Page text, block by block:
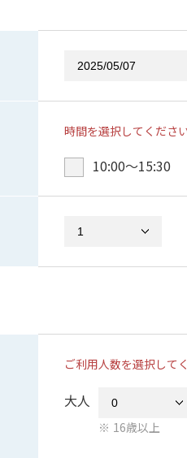
時間を選択してください
10:00〜15:30
ご利用人数を選択して
大人
16歳以上